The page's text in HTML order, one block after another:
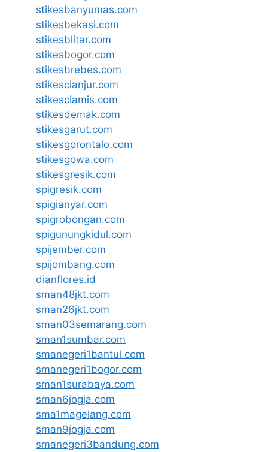
stikesbanyumas.com
stikesbekasi.com
stikesblitar.com
stikesbogor.com
stikesbrebes.com
stikescianjur.com
stikesciamis.com
stikesdemak.com
stikesgarut.com
stikesgorontalo.com
stikesgowa.com
stikesgresik.com
spigresik.com
spigianyar.com
spigrobongan.com
spigunungkidul.com
spijember.com
spijombang.com
dianflores.id
sman48jkt.com
sman26jkt.com
sman03semarang.com
sman1sumbar.com
smanegeri1bantul.com
smanegeri1bogor.com
sman1surabaya.com
sman6jogja.com
sma1magelang.com
sman9jogja.com
smanegeri3bandung.com